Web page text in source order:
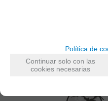
He leído y acepto
Política de
Continuar solo con las
cookies necesarias